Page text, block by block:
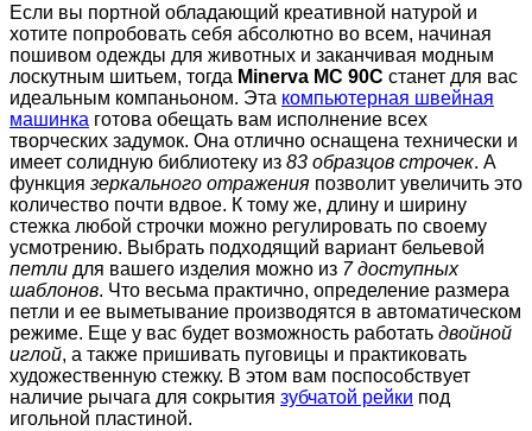
Если вы портной обладающий креативной натурой и
хотите попробовать себя абсолютно во всем, начиная
пошивом одежды для животных и заканчивая модным
лоскутным шитьем, тогда Minerva MC 90C станет для вас
идеальным компаньоном. Эта компьютерная швейная
машинка готова обещать вам исполнение всех
творческих задумок. Она отлично оснащена технически и
имеет солидную библиотеку из 83 образцов строчек. А
функция зеркального отражения позволит увеличить это
количество почти вдвое. К тому же, длину и ширину
стежка любой строчки можно регулировать по своему
усмотрению. Выбрать подходящий вариант бельевой
петли для вашего изделия можно из 7 доступных
шаблонов. Что весьма практично, определение размера
петли и ее выметывание производятся в автоматическом
режиме. Еще у вас будет возможность работать двойной
иглой, а также пришивать пуговицы и практиковать
художественную стежку. В этом вам поспособствует
наличие рычага для сокрытия зубчатой рейки под
игольной пластиной.